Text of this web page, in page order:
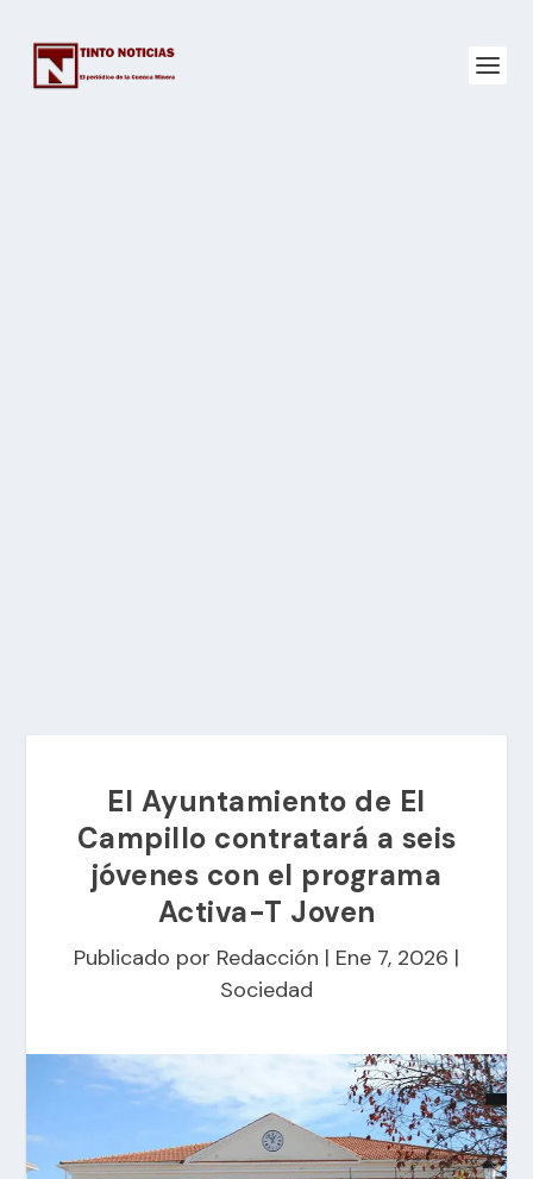
El Ayuntamiento de El
Campillo contratará a seis
jóvenes con el programa
Activa-T Joven
Publicado por Redacción | Ene 7, 2026 |
Sociedad